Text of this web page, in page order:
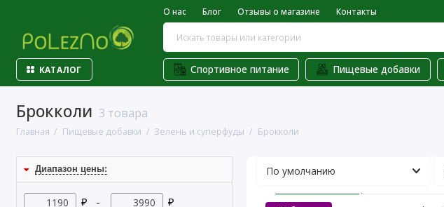
О нас Блог Отзывы о магазине Контакты
КАТАЛОГ Спортивное питание Пищевые добавки
Брокколи 3 товара
Главная Пищевые добавки Зелень и суперфуды Брокколи
Диапазон цены:
₽ - ₽